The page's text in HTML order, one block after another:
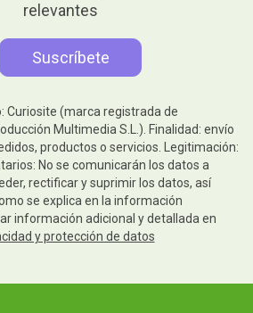
relevantes
Curiosite (marca registrada de
Multimedia S.L.). Finalidad: envío
productos o servicios. Legitimación:
No se comunicarán los datos a
rectificar y suprimir los datos, así
se explica en la información
información adicional y detallada en
y protección de datos